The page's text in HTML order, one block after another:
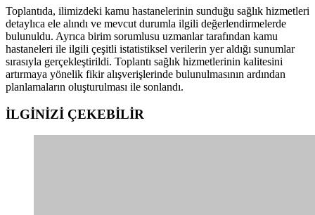
Toplantıda, ilimizdeki kamu hastanelerinin sunduğu sağlık hizmetleri
detaylıca ele alındı ve mevcut durumla ilgili değerlendirmelerde
bulunuldu. Ayrıca birim sorumlusu uzmanlar tarafından kamu
hastaneleri ile ilgili çeşitli istatistiksel verilerin yer aldığı sunumlar
sırasıyla gerçekleştirildi. Toplantı sağlık hizmetlerinin kalitesini
artırmaya yönelik fikir alışverişlerinde bulunulmasının ardından
planlamaların oluşturulması ile sonlandı.
İLGİNİZİ ÇEKEBİLİR